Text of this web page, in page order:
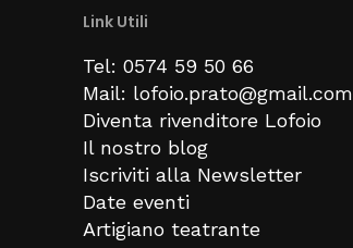
Link Utili
Tel: 0574 59 50 66
Mail: lofoio.prato@gmail.com
Diventa rivenditore Lofoio
Il nostro blog
Iscriviti alla Newsletter
Date eventi
Artigiano teatrante